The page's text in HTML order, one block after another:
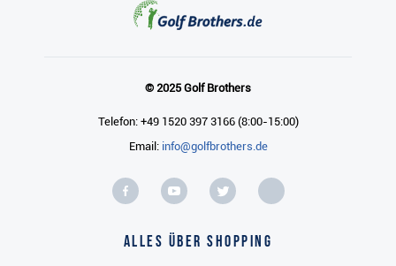
© 2025 Golf Brothers
Telefon: +49 1520 397 3166 (8:00-15:00)
Email: info@golfbrothers.de
Alles über Shopping